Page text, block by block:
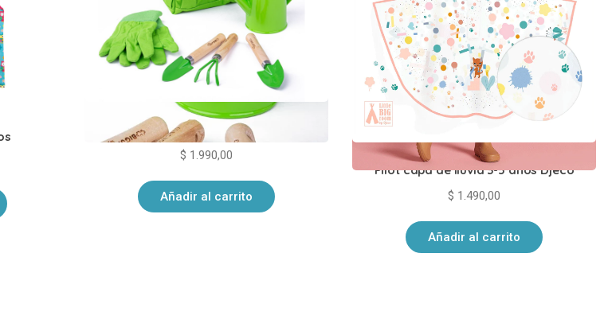
Bolso completo de jardinería
$ 1.990,00
Añadir al carrito
Pilot capa de lluvia 3-5 años Djeco
$ 1.490,00
Añadir al carrito